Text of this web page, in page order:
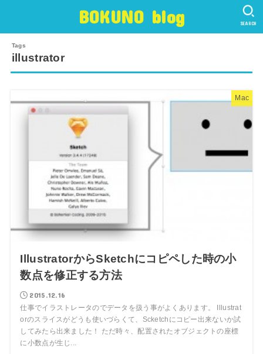
BOKUNO blog SEARCH
illustrator
Mac
IllustratorからSketchにコピペした時の小
数点を修正する方法
2015.12.16
仕事でイラストレータのでデータを扱う事がよくあります。 Illustrat
orのスライスがどうも使いづらくて、Scketchにコピー出来ないか試
してみたら出来ました！ ただ時々、配置されたオブジェクトの座標
に小数点が生じ...